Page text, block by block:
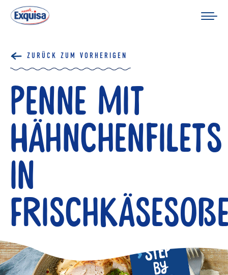
ZURÜCK ZUM VORHERIGEN
Penne mit
Hähnchenfilets
in